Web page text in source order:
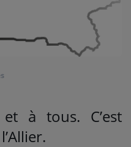
à tous. C’est